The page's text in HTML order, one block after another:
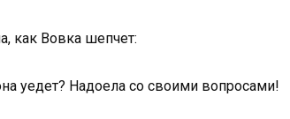
как Вовка шепчет:
уедет? Надоела со своими вопросами!